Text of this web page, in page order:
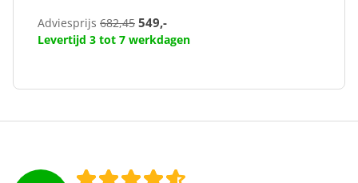
Adviesprijs 682,45 549,-
Levertijd 3 tot 7 werkdagen